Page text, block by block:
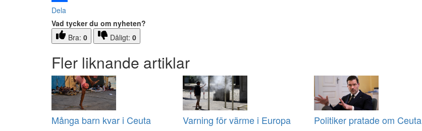
Dela
Vad tycker du om nyheten?
Bra: 0 Dåligt: 0
Fler liknande artiklar
Många barn kvar i Ceuta Varning för värme i Europa Politiker pratade om Ceuta